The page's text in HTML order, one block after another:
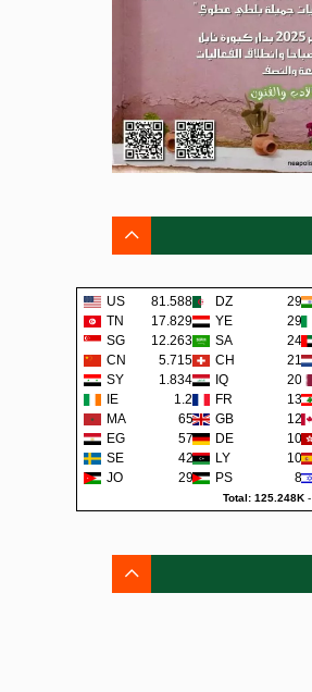
US 81.588K DZ 291
TN
17.829K YE 290
SG
12.263K SA 240
CN
5.715K CH 219
SY
1.834K IQ 200
IE
1.2K FR 138
MA
659 GB 129
EG
579 DE 108
SE
422 LY 105
JO
292 PS 80
Total: 125.248K-